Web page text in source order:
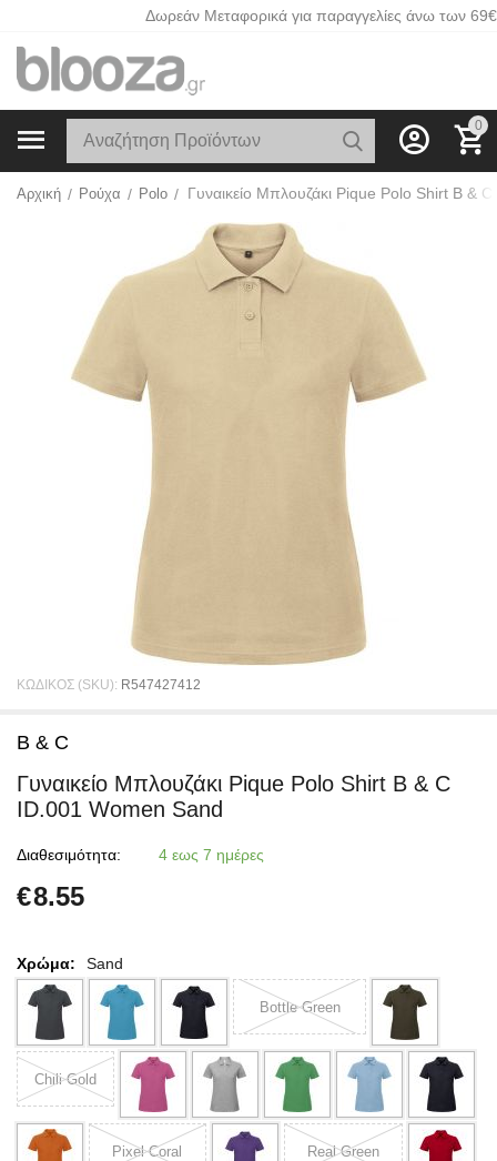
Δωρεάν Μεταφορικά για παραγγελίες άνω των 69€
0
Αρχική / Ρούχα / Polo /
ΚΩΔΙΚΟΣ (SKU): R547427412
B & C
Γυναικείο Μπλουζάκι Pique Polo Shirt B & C
ID.001 Women Sand
Διαθεσιμότητα: 4 εως 7 ημέρες
€8.55
Χρώμα: Sand
Bottle Green
Chili Gold
Pixel Coral Real Green